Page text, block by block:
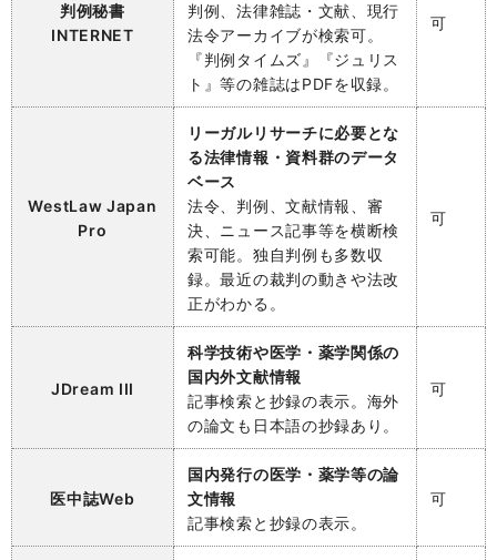
判例秘書
INTERNET
判例、法律雑誌・文献、現行
法令アーカイブが検索可。
『判例タイムズ』『ジュリス
ト』等の雑誌はPDFを収録。
可
WestLaw Japan
Pro
リーガルリサーチに必要とな
る法律情報・資料群のデータ
ベース
法令、判例、文献情報、審
決、ニュース記事等を横断検
索可能。独自判例も多数収
録。最近の裁判の動きや法改
正がわかる。
可
JDream III
科学技術や医学・薬学関係の
国内外文献情報
記事検索と抄録の表示。海外
の論文も日本語の抄録あり。
可
医中誌Web
国内発行の医学・薬学等の論
文情報
記事検索と抄録の表示。
可